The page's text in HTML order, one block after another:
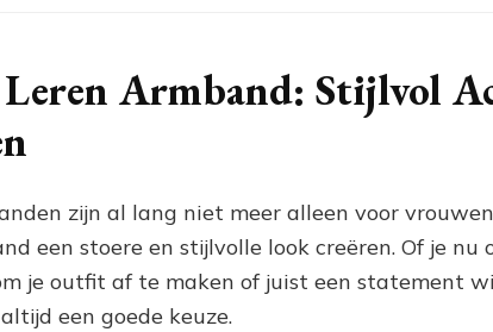
Armband: Stijlvol
zijn al lang niet meer alleen voor
een stoere en stijlvolle look creëren. Of je
je outfit af te maken of juist een statement
een goede keuze.